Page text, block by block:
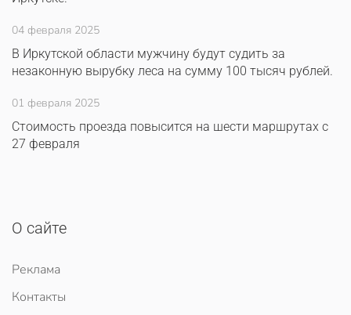
04 февраля 2025
В Иркутской области мужчину будут судить за
незаконную вырубку леса на сумму 100 тысяч рублей.
01 февраля 2025
Стоимость проезда повысится на шести маршрутах с
27 февраля
О сайте
Реклама
Контакты